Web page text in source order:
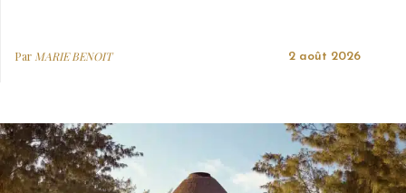
ParMARIE BENOIT 2 août 2026